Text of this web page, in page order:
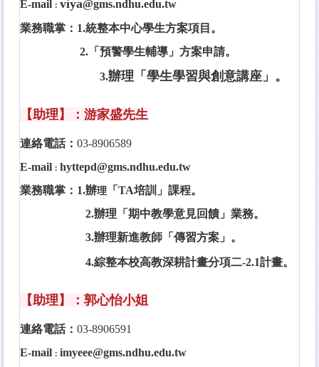
E-mail ： viya@gms.ndhu.edu.tw
業務職掌： 1.統整本中心學生方案項目。
2. 「預警學生輔導」方案申請。
3.辦理「學生學習與創意講座」。
【助理 】：游家盛先生
連絡電話： 03-8906589
E-mail ： hyttepd@gms.ndhu.edu.tw
業務職掌：1.辦理 「TA培訓」課程。
2.辦理 「期中教學意見回饋」業務。
3.辦理新進教師「傳習方案」。
4.綜整本校高教深耕計畫分項二-2.1計畫。
【助理 】：郭心怡小姐
連絡電話： 03-8906591
E-mail ： imyeee@gms.ndhu.edu.tw